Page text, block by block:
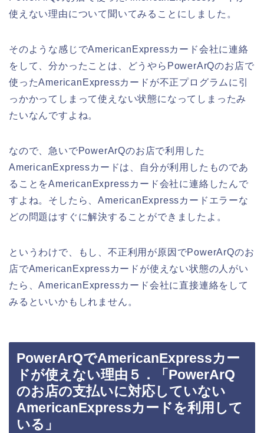
使えない理由について聞いてみることにしました。
そのような感じでAmericanExpressカード会社に連絡
をして、分かったことは、どうやらPowerArQのお店で
使ったAmericanExpressカードが不正プログラムに引
っかかってしまって使えない状態になってしまったみ
たいなんですよね。
なので、急いでPowerArQのお店で利用した
AmericanExpressカードは、自分が利用したものであ
ることをAmericanExpressカード会社に連絡したんで
すよね。そしたら、AmericanExpressカードエラーな
どの問題はすぐに解決することができましたよ。
というわけで、もし、不正利用が原因でPowerArQのお
店でAmericanExpressカードが使えない状態の人がい
たら、AmericanExpressカード会社に直接連絡をして
みるといいかもしれません。
PowerArQでAmericanExpressカー
ドが使えない理由５．「PowerArQ
のお店の支払いに対応していない
AmericanExpressカードを利用して
いる」